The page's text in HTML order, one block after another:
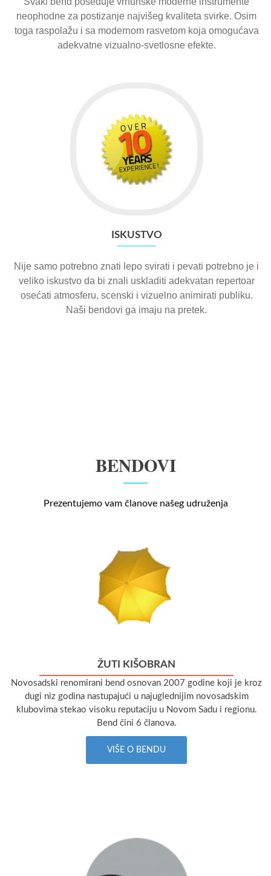
neophodne za postizanje najvišeg kvaliteta svirke. Osim
toga raspolažu i sa modernom rasvetom koja omogućava
adekvatne vizualno-svetlosne efekte.
ISKUSTVO
Nije samo potrebno znati lepo svirati i pevati potrebno je i
veliko iskustvo da bi znali uskladiti adekvatan repertoar
osećati atmosferu, scenski i vizuelno animirati publiku.
Naši bendovi ga imaju na pretek.
BENDOVI
Prezentujemo vam članove našeg udruženja
ŽUTI KIŠOBRAN
Novosadski renomirani bend osnovan 2007 godine koji je kroz
dugi niz godina nastupajući u najuglednijim novosadskim
klubovima stekao visoku reputaciju u Novom Sadu i regionu.
Bend čini 6 članova.
VIŠE O BENDU